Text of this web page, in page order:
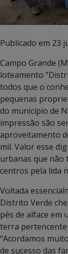
Publicado em 23
Campo Grande
loteamento
todos que o
pequenas
do município de
impressão são
aproveitamento
mil. Valor esse
urbanas que não
centros pela lida
Voltada
Distrito Verde
pés de alface em
terra
“Acordamos
de sucesso das